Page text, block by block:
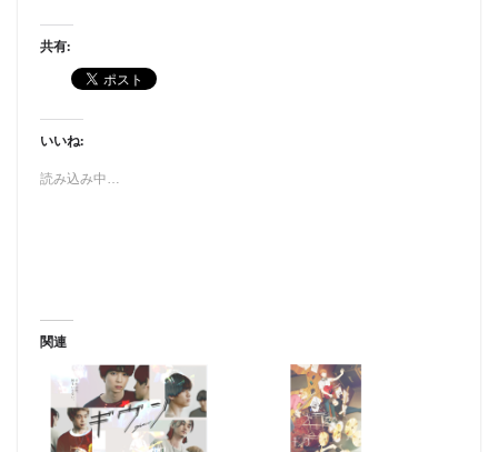
共有:
いいね:
読み込み中…
関連